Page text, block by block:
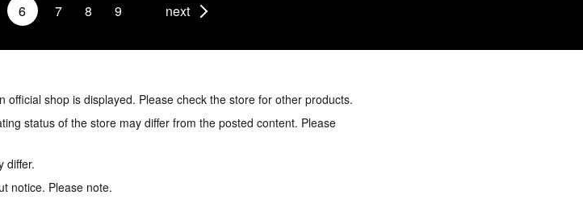
6 7 8 9 next
shop is displayed. Please check the store for other products.
status of the store may differ from the posted content. Please
differ.
notice. Please note.